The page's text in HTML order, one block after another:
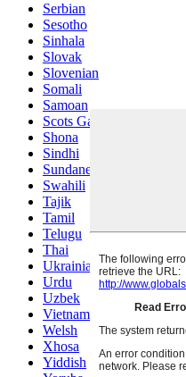
Serbian
Sesotho
Sinhala
Slovak
Slovenian
Somali
Samoan
Scots Gaelic
Shona
Sindhi
Sundanese
Swahili
Tajik
Tamil
Telugu
Thai
Ukrainian
Urdu
Uzbek
Vietnamese
Welsh
Xhosa
Yiddish